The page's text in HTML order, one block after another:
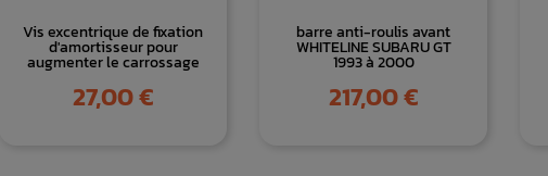
Vis excentrique de fixation
d'amortisseur pour
augmenter le carrossage
Prix
27,00 €
barre anti-roulis avant
WHITELINE SUBARU GT
1993 à 2000
Prix
217,00 €